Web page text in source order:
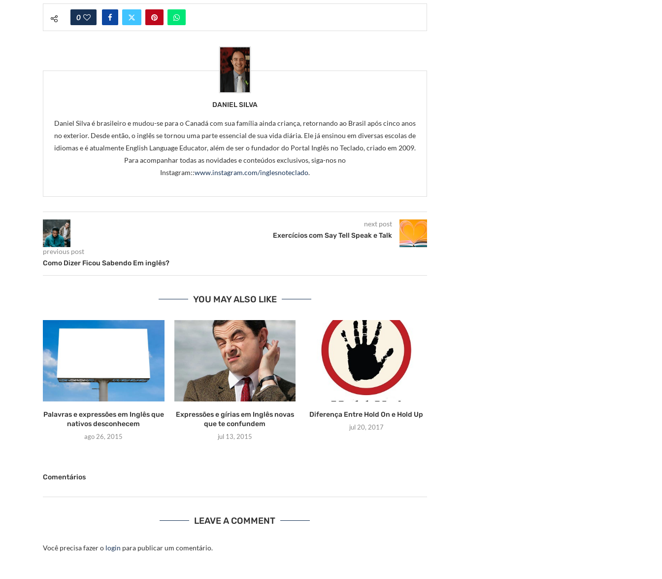
0
DANIEL SILVA
Daniel Silva é brasileiro e mudou-se para o Canadá com sua família ainda criança, retornando ao Brasil após cinco anos
no exterior. Desde então, o inglês se tornou uma parte essencial de sua vida diária. Ele já ensinou em diversas escolas de
idiomas e é atualmente English Language Educator, além de ser o fundador do Portal Inglês no Teclado, criado em 2009.
Para acompanhar todas as novidades e conteúdos exclusivos, siga-nos no
Instagram::www.instagram.com/inglesnoteclado.
previous post
Como Dizer Ficou Sabendo Em inglês?
next post
Exercícios com Say Tell Speak e Talk
YOU MAY ALSO LIKE
Palavras e expressões em Inglês que
nativos desconhecem
ago 26, 2015
Expressões e gírias em Inglês novas
que te confundem
jul 13, 2015
Diferença Entre Hold On e Hold Up
jul 20, 2017
Comentários
LEAVE A COMMENT
Você precisa fazer o login para publicar um comentário.